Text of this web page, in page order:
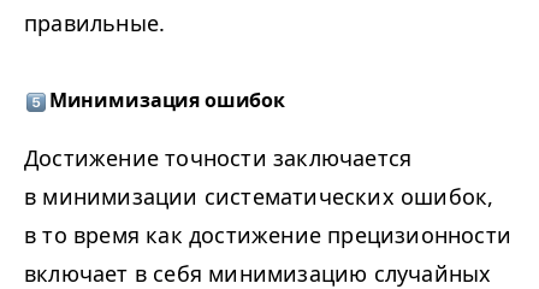
правильные.
Минимизация ошибок
Достижение точности заключается
в минимизации систематических ошибок,
в то время как достижение прецизионности
включает в себя минимизацию случайных